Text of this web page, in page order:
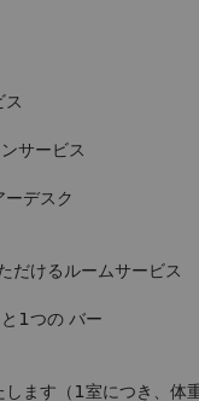
ス
サービス
デスク
だけるルームサービス
1つの バー
します （1室につき、